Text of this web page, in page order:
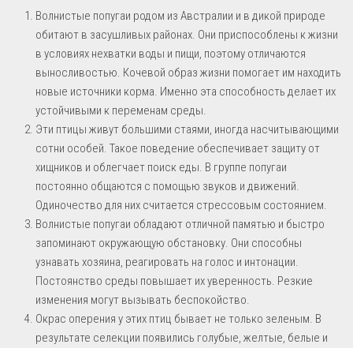
Волнистые попугаи родом из Австралии и в дикой природе
обитают в засушливых районах. Они приспособлены к жизни
в условиях нехватки воды и пищи, поэтому отличаются
выносливостью. Кочевой образ жизни помогает им находить
новые источники корма. Именно эта способность делает их
устойчивыми к переменам среды.
Эти птицы живут большими стаями, иногда насчитывающими
сотни особей. Такое поведение обеспечивает защиту от
хищников и облегчает поиск еды. В группе попугаи
постоянно общаются с помощью звуков и движений.
Одиночество для них считается стрессовым состоянием.
Волнистые попугаи обладают отличной памятью и быстро
запоминают окружающую обстановку. Они способны
узнавать хозяина, реагировать на голос и интонации.
Постоянство среды повышает их уверенность. Резкие
изменения могут вызывать беспокойство.
Окрас оперения у этих птиц бывает не только зеленым. В
результате селекции появились голубые, желтые, белые и